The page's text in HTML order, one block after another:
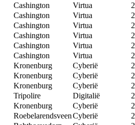
Cashington Virtua
Cashington Virtua
Cashington Virtua
Cashington Virtua
Cashington Virtua
Cashington Virtua
Kronenburg Cyberië
Kronenburg Cyberië
Kronenburg Cyberië
Tripolire Digitalië
Kronenburg Cyberië
RoebelarendsveenCyberië